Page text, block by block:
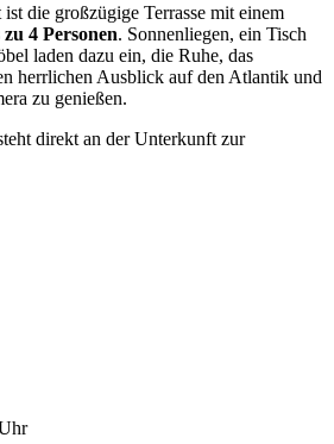
die großzügige Terrasse mit einem
4 Personen. Sonnenliegen, ein Tisch
laden dazu ein, die Ruhe, das
herrlichen Ausblick auf den Atlantik und
zu genießen.
direkt an der Unterkunft zur